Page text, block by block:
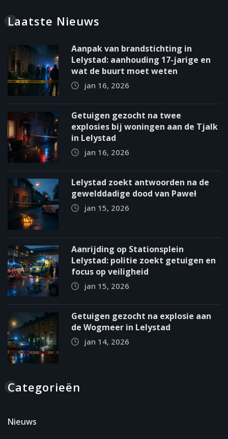
Laatste Nieuws
Aanpak van brandstichting in
Lelystad: aanhouding 17-jarige en
wat de buurt moet weten
jan 16, 2026
Getuigen gezocht na twee
explosies bij woningen aan de Tjalk
in Lelystad
jan 16, 2026
Lelystad zoekt antwoorden na de
gewelddadige dood van Paweł
jan 15, 2026
Aanrijding op Stationsplein
Lelystad: politie zoekt getuigen en
focus op veiligheid
jan 15, 2026
Getuigen gezocht na explosie aan
de Wogmeer in Lelystad
jan 14, 2026
Categorieën
Nieuws